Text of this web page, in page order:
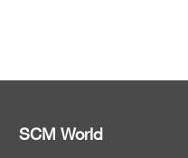
SCM World